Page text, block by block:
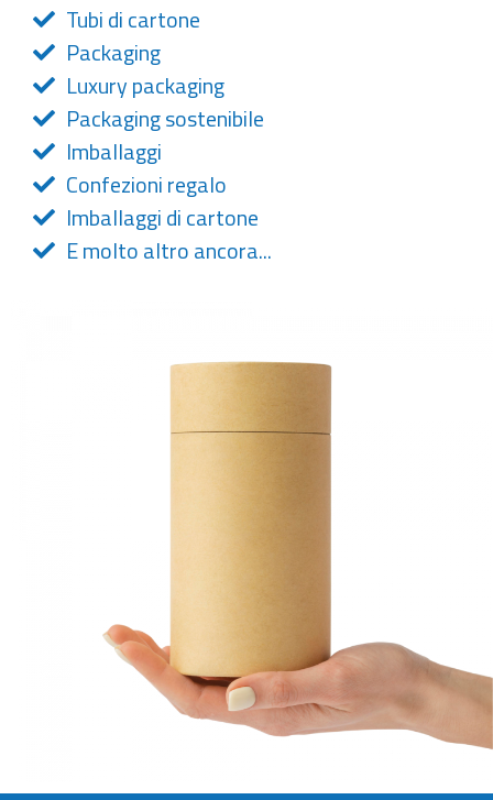
Tubi di cartone
Packaging
Luxury packaging
Packaging sostenibile
Imballaggi
Confezioni regalo
Imballaggi di cartone
E molto altro ancora...